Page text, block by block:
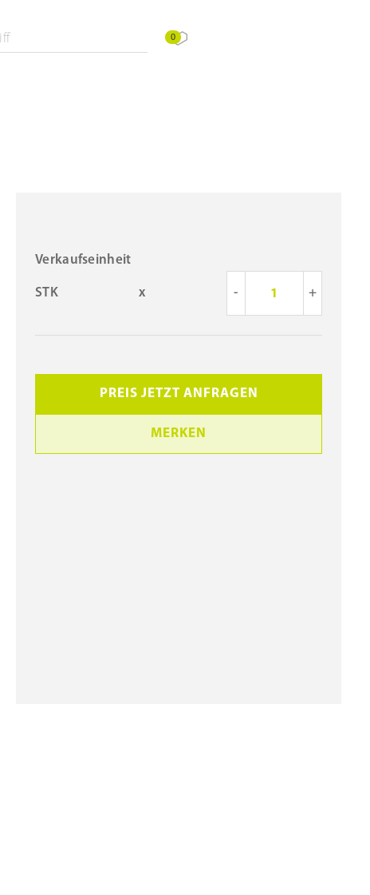
0
Verkaufseinheit
STK x - +
PREIS JETZT ANFRAGEN
MERKEN